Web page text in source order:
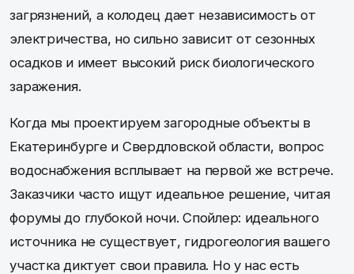
загрязнений, а колодец дает независимость от
электричества, но сильно зависит от сезонных
осадков и имеет высокий риск биологического
заражения.
Когда мы проектируем загородные объекты в
Екатеринбурге и Свердловской области, вопрос
водоснабжения всплывает на первой же встрече.
Заказчики часто ищут идеальное решение, читая
форумы до глубокой ночи. Спойлер: идеального
источника не существует, гидрогеология вашего
участка диктует свои правила. Но у нас есть